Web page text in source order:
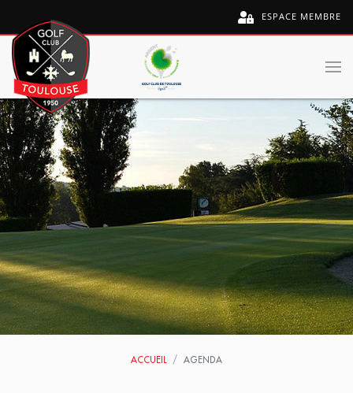
ESPACE MEMBRE
ACCUEIL AGENDA